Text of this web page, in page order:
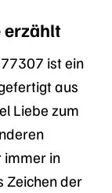
erzählt
ist ein
aus
Liebe zum
immer in
Zeichen der